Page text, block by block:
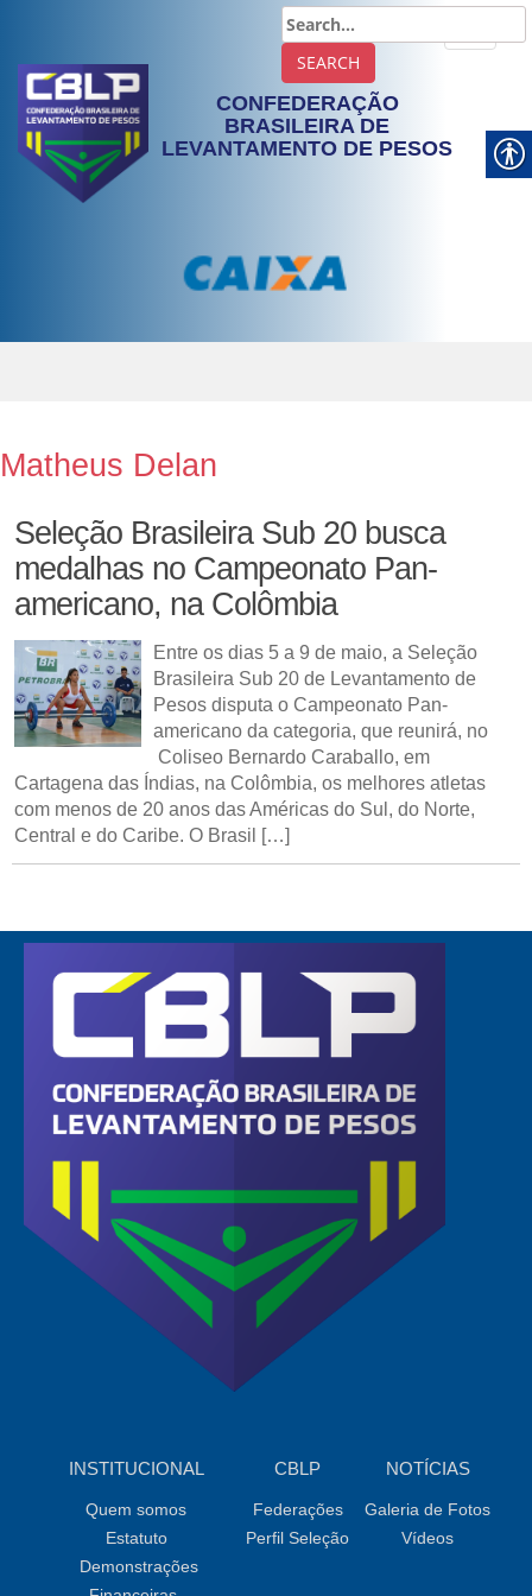
CONFEDERAÇÃO
BRASILEIRA DE
LEVANTAMENTO DE PESOS
Matheus Delan
Seleção Brasileira Sub 20 busca
medalhas no Campeonato Pan-
americano, na Colômbia
Entre os dias 5 a 9 de maio, a Seleção
Brasileira Sub 20 de Levantamento de
Pesos disputa o Campeonato Pan-
americano da categoria, que reunirá, no
Coliseo Bernardo Caraballo, em
Cartagena das Índias, na Colômbia, os melhores atletas
com menos de 20 anos das Américas do Sul, do Norte,
Central e do Caribe. O Brasil […]
INSTITUCIONAL
Quem somos
Estatuto
Demonstrações
CBLP
Federações
Perfil Seleção
NOTÍCIAS
Galeria de Fotos
Vídeos